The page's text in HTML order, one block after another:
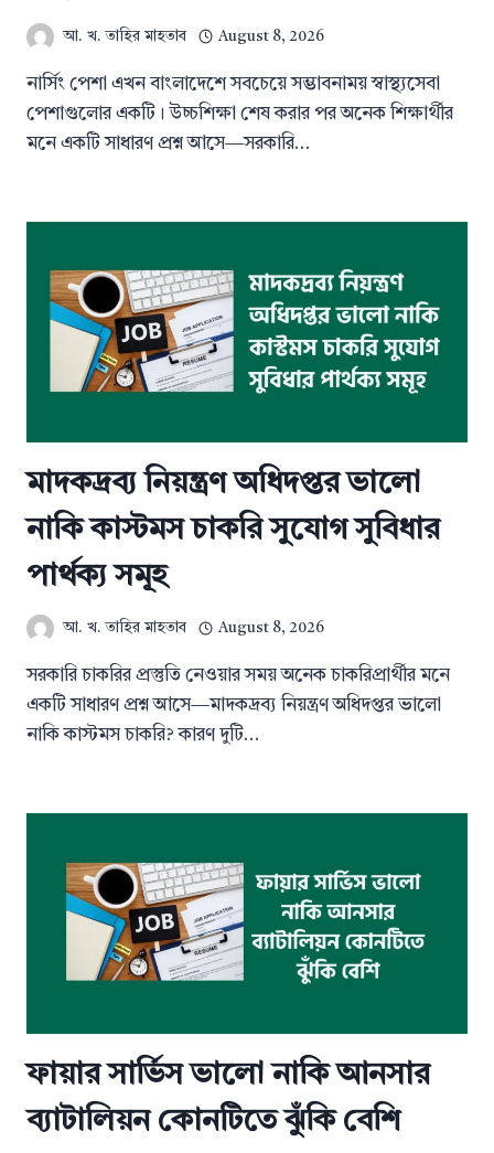
আ. খ. তাহির মাহতাব August 8, 2026
নার্সিং পেশা এখন বাংলাদেশে সবচেয়ে সম্ভাবনাময় স্বাস্থ্যসেবা
পেশাগুলোর একটি। উচ্চশিক্ষা শেষ করার পর অনেক শিক্ষার্থীর
মনে একটি সাধারণ প্রশ্ন আসে—সরকারি…
মাদকদ্রব্য নিয়ন্ত্রণ অধিদপ্তর ভালো
নাকি কাস্টমস চাকরি সুযোগ সুবিধার
পার্থক্য সমূহ
আ. খ. তাহির মাহতাব August 8, 2026
সরকারি চাকরির প্রস্তুতি নেওয়ার সময় অনেক চাকরিপ্রার্থীর মনে
একটি সাধারণ প্রশ্ন আসে—মাদকদ্রব্য নিয়ন্ত্রণ অধিদপ্তর ভালো
নাকি কাস্টমস চাকরি? কারণ দুটি…
ফায়ার সার্ভিস ভালো নাকি আনসার
ব্যাটালিয়ন কোনটিতে ঝুঁকি বেশি